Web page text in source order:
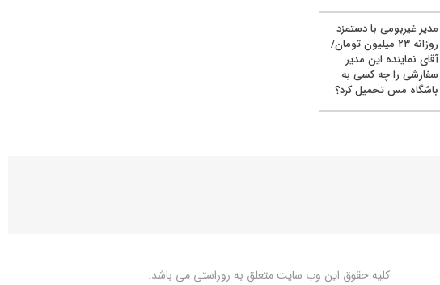
مدیر غیربومی با دستمزد
روزانه ۲۳ میلیون تومان/
آقای نماینده این مدیر
سفارشی را چه کسی به
باشگاه مس تحمیل کرد؟
کلیه حقوق این وب سایت متعلق به روراستی می باشد.